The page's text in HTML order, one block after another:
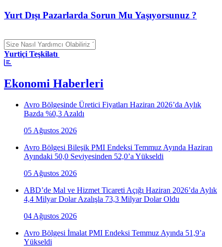
Yurt Dışı Pazarlarda Sorun Mu Yaşıyorsunuz ?
Yurtiçi Teşkilatı
Ekonomi Haberleri
Avro Bölgesinde Üretici Fiyatları Haziran 2026’da Aylık
Bazda %0,3 Azaldı
05 Ağustos 2026
Avro Bölgesi Bileşik PMI Endeksi Temmuz Ayında Haziran
Ayındaki 50,0 Seviyesinden 52,0’a Yükseldi
05 Ağustos 2026
ABD’de Mal ve Hizmet Ticareti Açığı Haziran 2026’da Aylık
4,4 Milyar Dolar Azalışla 73,3 Milyar Dolar Oldu
04 Ağustos 2026
Avro Bölgesi İmalat PMI Endeksi Temmuz Ayında 51,9’a
Yükseldi